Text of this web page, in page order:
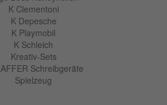
K Clementoni
K Depesche
K Playmobil
K Schleich
Kreativ-Sets
Schreibgeräte
Spielzeug